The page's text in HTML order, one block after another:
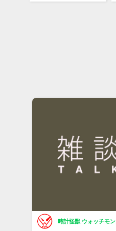
時計怪獣 ウォッチモ